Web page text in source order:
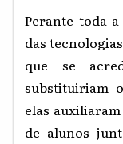
Perante toda
das
que se
substituiriam
elas
de alunos